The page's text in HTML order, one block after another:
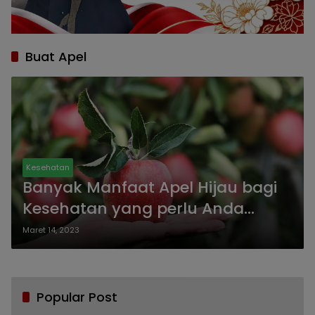
Buat Apel
Kesehatan
Banyak Manfaat Apel Hijau bagi
Kesehatan yang perlu Anda
ketahui
Maret 14, 2023
Popular Post